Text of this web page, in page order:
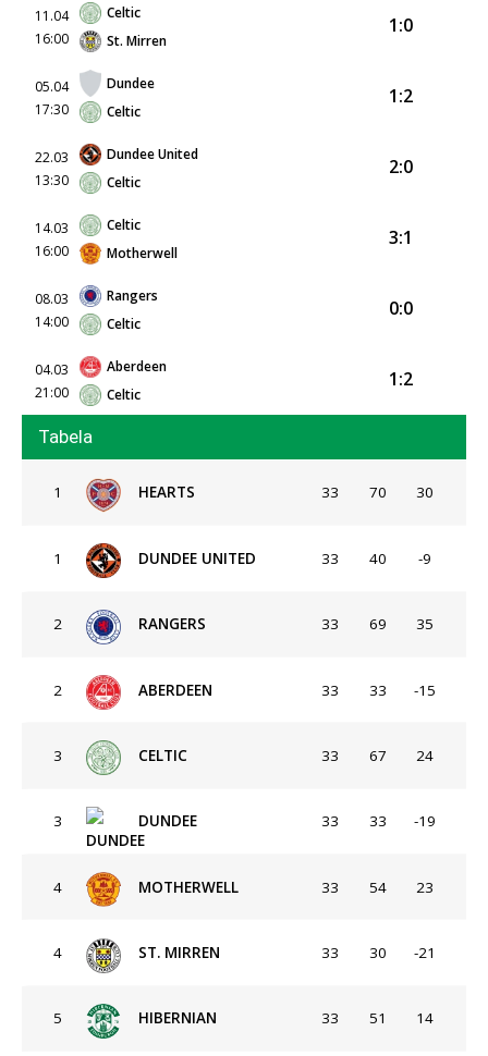
11.04
16:00
Celtic
St. Mirren
1:0
05.04
17:30
Dundee
Celtic
1:2
22.03
13:30
Dundee United
Celtic
2:0
14.03
16:00
Celtic
Motherwell
3:1
08.03
14:00
Rangers
Celtic
0:0
04.03
21:00
Aberdeen
Celtic
1:2
Tabela
1 HEARTS 33 70 30
1 DUNDEE UNITED 33 40 -9
2 RANGERS 33 69 35
2 ABERDEEN 33 33 -15
3 CELTIC 33 67 24
3 DUNDEE 33 33 -19
4 MOTHERWELL 33 54 23
4 ST. MIRREN 33 30 -21
5 HIBERNIAN 33 51 14